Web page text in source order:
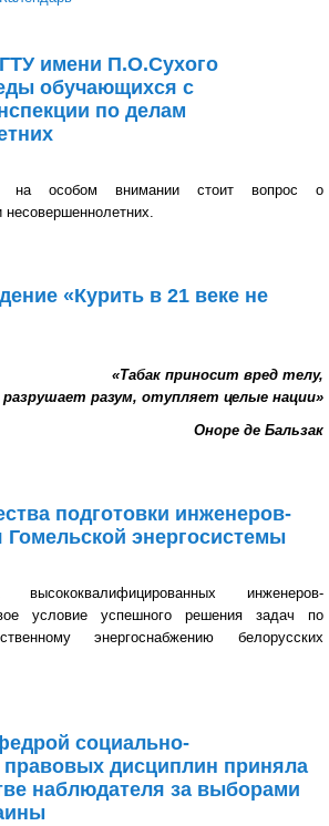
имени П.О.Сухого
обучающихся с
по делам
на особом внимании стоит вопрос о
«Курить в 21 веке не
«Табак приносит вред телу,
разрушает разум, отупляет целые нации»
Оноре де Бальзак
подготовки инженеров-
Гомельской энергосистемы
высококвалифицированных инженеров-
условие успешного решения задач по
энергоснабжению белорусских
социально-
правовых дисциплин приняла
наблюдателя за выборами